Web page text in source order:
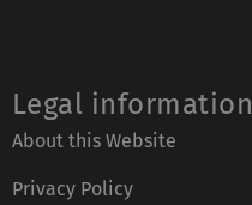
Legal information
About this Website
Privacy Policy